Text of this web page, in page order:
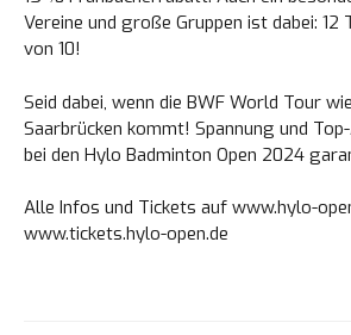
Vereine und große Gruppen ist dabei: 12
von 10!
Seid dabei, wenn die BWF World Tour
Saarbrücken kommt! Spannung und
bei den Hylo Badminton Open 2024
Alle Infos und Tickets auf www.hylo-
www.tickets.hylo-open.de